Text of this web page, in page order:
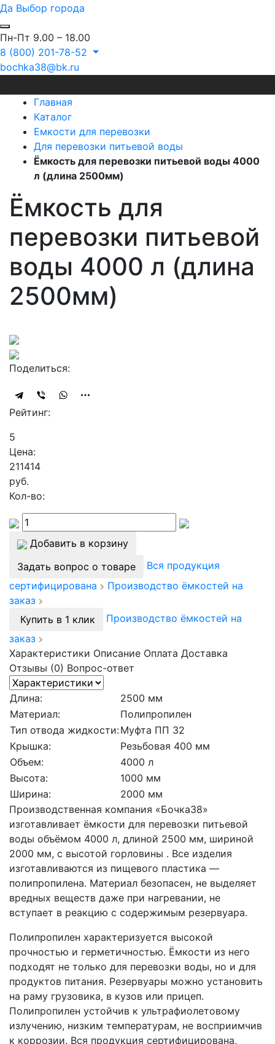
Да Выбор города
Пн-Пт 9.00 – 18.00
8 (800) 201-78-52
bochka38@bk.ru
Главная
Каталог
Емкости для перевозки
Для перевозки питьевой воды
Ёмкость для перевозки питьевой воды 4000
л (длина 2500мм)
Ёмкость для
перевозки питьевой
воды 4000 л (длина
2500мм)
Поделиться:
Рейтинг:
5
Цена:
211414
руб.
Кол-во:
Добавить в корзину
Задать вопрос о товаре
Вся продукция
сертифицирована
Производство ёмкостей на
заказ
Купить в 1 клик
Производство ёмкостей на
заказ
Характеристики Описание Оплата Доставка
Отзывы (0) Вопрос-ответ
Длина:
2500 мм
Материал:
Полипропилен
Тип отвода жидкости:Муфта ПП 32
Крышка:
Резьбовая 400 мм
Объем:
4000 л
Высота:
1000 мм
Ширина:
2000 мм
Производственная компания «Бочка38»
изготавливает ёмкости для перевозки питьевой
воды объёмом 4000 л, длиной 2500 мм, шириной
2000 мм, с высотой горловины . Все изделия
изготавливаются из пищевого пластика —
полипропилена. Материал безопасен, не выделяет
вредных веществ даже при нагревании, не
вступает в реакцию с содержимым резервуара.
Полипропилен характеризуется высокой
прочностью и герметичностью. Ёмкости из него
подходят не только для перевозки воды, но и для
продуктов питания. Резервуары можно установить
на раму грузовика, в кузов или прицеп.
Полипропилен устойчив к ультрафиолетовому
излучению, низким температурам, не восприимчив
к коррозии. Вся продукция сертифицирована,